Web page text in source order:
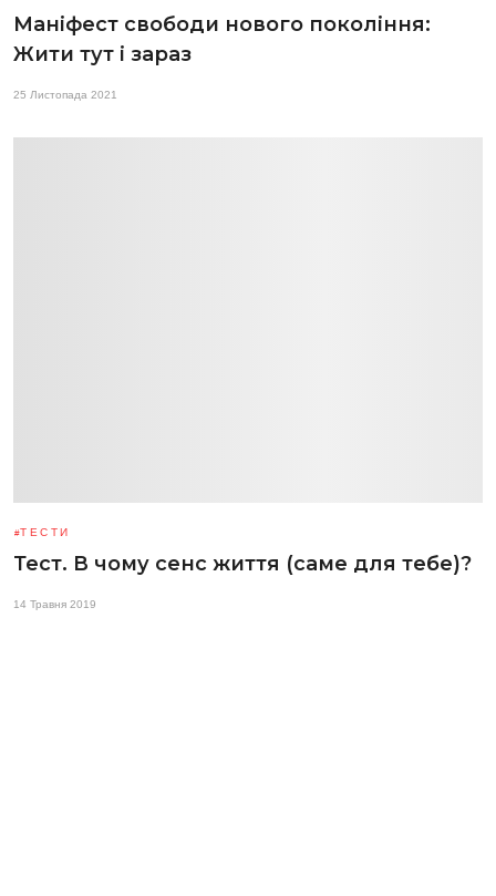
Маніфест свободи нового покоління:
Жити тут і зараз
25 Листопада 2021
ТЕСТИ
Тест. В чому сенс життя (саме для тебе)?
14 Травня 2019